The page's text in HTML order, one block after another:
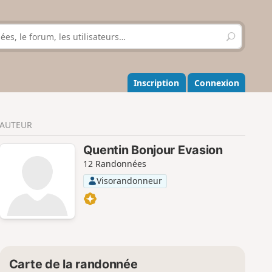
R
e
h
e
r
r
Inscription Connexion
AUTEUR
Quentin Bonjour Evasion
12 Randonnées
Visorandonneur
Carte de la randonnée